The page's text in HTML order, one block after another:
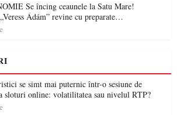
la Satu Mare!
Ádám” revine cu preparate
premii și un jurat de renume
se simt mai puternic într-o sesiune de
sloturi online: volatilitatea sau nivelul RTP?